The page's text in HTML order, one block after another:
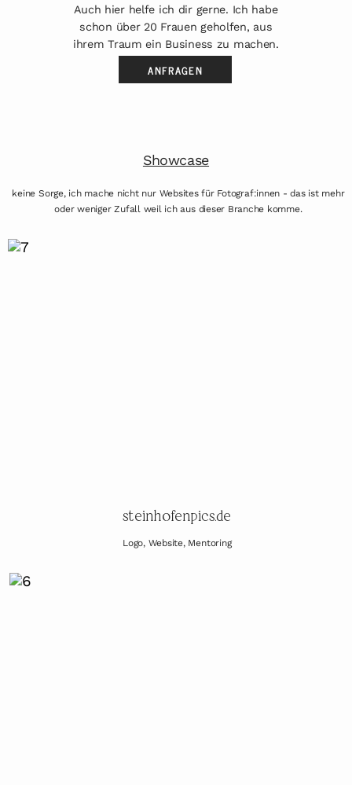
Auch hier helfe ich dir gerne. Ich habe
schon über 20 Frauen geholfen, aus
ihrem Traum ein Business zu machen.
ANFRAGEN
Showcase
keine Sorge, ich mache nicht nur Websites für Fotograf:innen - das ist mehr
oder weniger Zufall weil ich aus dieser Branche komme.
steinhofenpics.de
Logo, Website, Mentoring